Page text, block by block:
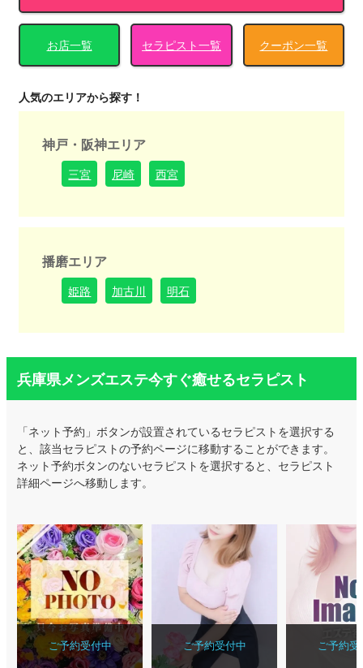
お店一覧 セラピスト一覧 クーポン一覧
人気のエリアから探す！
神戸・阪神エリア
三宮 尼崎 西宮
播磨エリア
姫路 加古川 明石
兵庫県メンズエステ今すぐ癒せるセラピスト
「ネット予約」ボタンが設置されているセラピストを選択する
と、該当セラピストの予約ページに移動することができます。
ネット予約ボタンのないセラピストを選択すると、セラピスト
詳細ページへ移動します。
ご予約受付中
ご予約受付中
ご予約受